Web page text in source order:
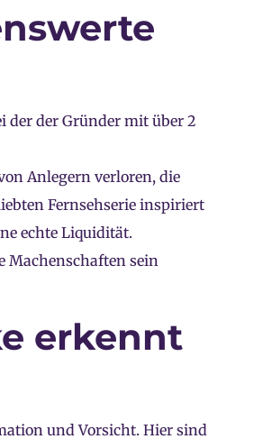
der der Gründer mit über 2
Anlegern verloren, die
Fernsehserie inspiriert
echte Liquidität.
Machenschaften sein
erkennt
und Vorsicht. Hier sind